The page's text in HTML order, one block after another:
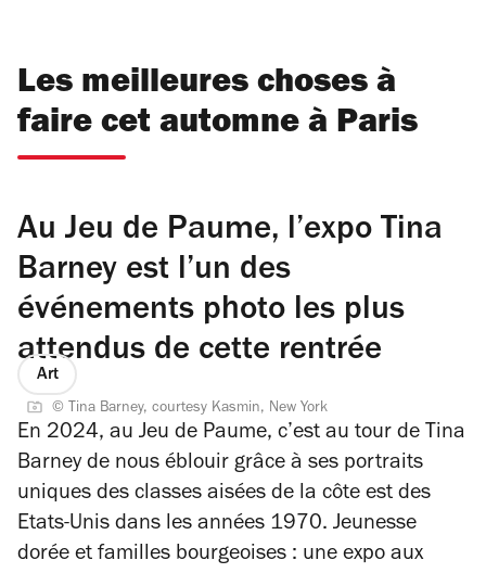
Les meilleures choses à
faire cet automne à Paris
Au Jeu de Paume, l’expo Tina
Barney est l’un des
événements photo les plus
attendus de cette rentrée
Art
© Tina Barney, courtesy Kasmin, New York
En 2024, au Jeu de Paume, c’est au tour de Tina
Barney de nous éblouir grâce à ses portraits
uniques des classes aisées de la côte est des
Etats-Unis dans les années 1970. Jeunesse
dorée et familles bourgeoises : une expo aux